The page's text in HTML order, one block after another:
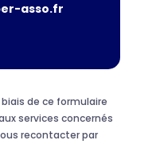
asso.fr
de ce formulaire
services concernés
recontacter par